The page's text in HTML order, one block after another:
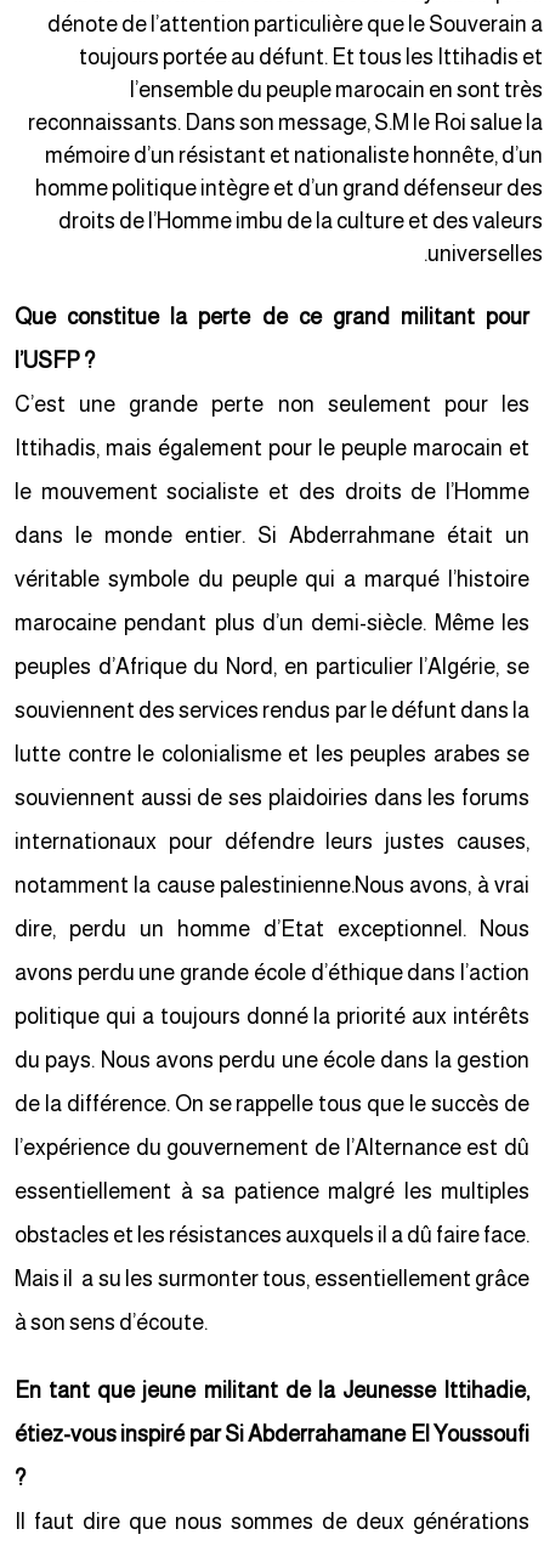
dénote de l’attention particulière que le Souverain
toujours portée au défunt. Et tous les Ittihadis
l’ensemble du peuple marocain en sont
reconnaissants. Dans son message, S.M le Roi salue
mémoire d’un résistant et nationaliste honnête,
homme politique intègre et d’un grand défenseur
droits de l’Homme imbu de la culture et des
Que constitue la perte de ce grand militant pour
l’USFP ?
C’est une grande perte non seulement pour les
Ittihadis, mais également pour le peuple marocain et
le mouvement socialiste et des droits de l’Homme
dans le monde entier. Si Abderrahmane était un
véritable symbole du peuple qui a marqué l’histoire
marocaine pendant plus d’un demi-siècle. Même les
peuples d’Afrique du Nord, en particulier l’Algérie, se
souviennent des services rendus par le défunt dans la
lutte contre le colonialisme et les peuples arabes se
souviennent aussi de ses plaidoiries dans les forums
internationaux pour défendre leurs justes causes,
notamment la cause palestinienne.Nous avons, à vrai
dire, perdu un homme d’Etat exceptionnel. Nous
avons perdu une grande école d’éthique dans l’action
politique qui a toujours donné la priorité aux intérêts
du pays. Nous avons perdu une école dans la gestion
de la différence. On se rappelle tous que le succès de
l’expérience du gouvernement de l’Alternance est dû
essentiellement à sa patience malgré les multiples
obstacles et les résistances auxquels il a dû faire face.
Mais il a su les surmonter tous, essentiellement grâce
à son sens d’écoute.
En tant que jeune militant de la Jeunesse Ittihadie,
étiez-vous inspiré par Si Abderrahamane El Youssoufi
?
Il faut dire que nous sommes de deux générations